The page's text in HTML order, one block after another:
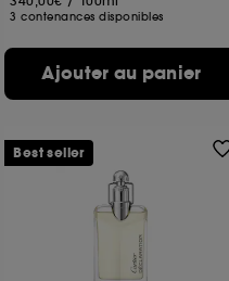
3 contenances disponibles
Ajouter au panier
Best seller